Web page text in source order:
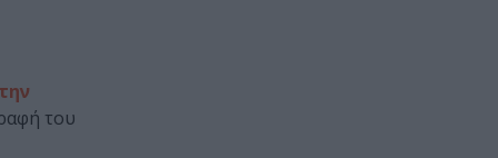
του